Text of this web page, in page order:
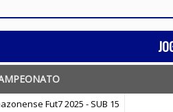
Fut7 2025 - SUB 15